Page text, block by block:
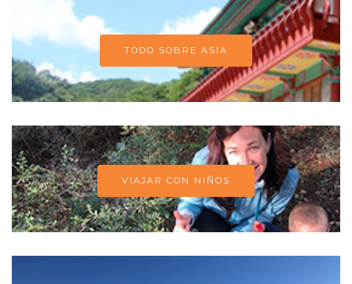
TODO SOBRE ASIA
VIAJAR CON NIÑOS